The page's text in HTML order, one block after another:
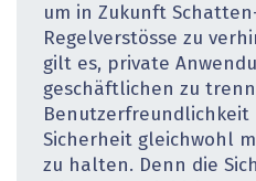
um in Zukunft
Regelverstösse zu
gilt es, private
geschäftlichen zu
Benutzerfreundlichkeit
Sicherheit gleichwohl
zu halten. Denn die